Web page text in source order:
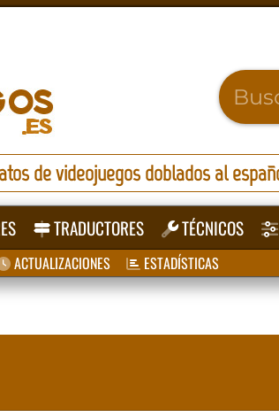
de videojuegos doblados al
TRADUCTORES TÉCNICOS
ACTUALIZACIONES ESTADÍSTICAS